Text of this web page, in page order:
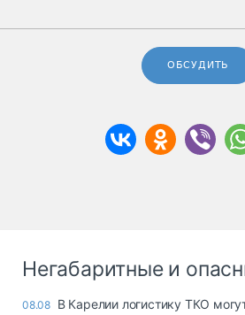
ОБСУДИТЬ
Негабаритные и
08.08 В Карелии логистику ТКО